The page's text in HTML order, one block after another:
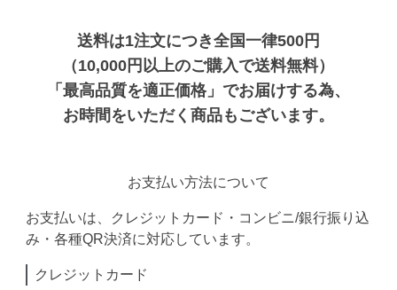
送料は1注文につき全国一律500円
（10,000円以上のご購入で送料無料）
「最高品質を適正価格」でお届けする為、
お時間をいただく商品もございます。
お支払い方法について
お支払いは、クレジットカード・コンビニ/銀行振り込
み・各種QR決済に対応しています。
クレジットカード